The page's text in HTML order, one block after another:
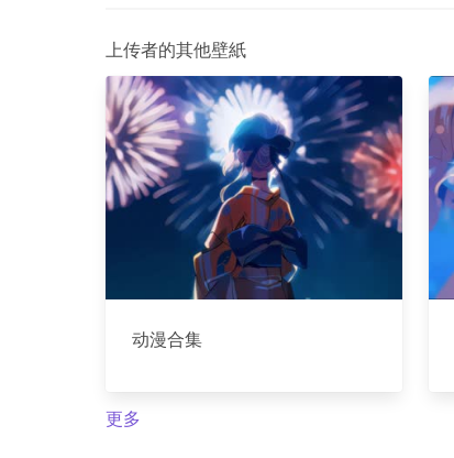
上传者的其他壁紙
动漫合集
更多